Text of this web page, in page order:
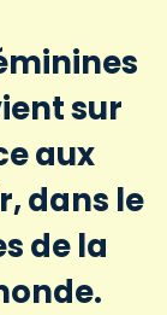
sur
aux
dans le
de la